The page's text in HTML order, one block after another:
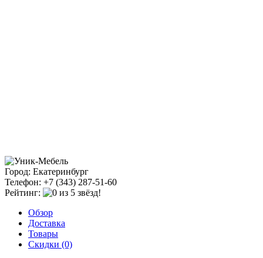
Город: Екатеринбург
Телефон: +7 (343) 287-51-60
Рейтинг:
Обзор
Доставка
Товары
Скидки (0)